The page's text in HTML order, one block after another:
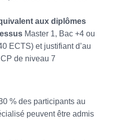
aux diplômes
Master 1, Bac +4 ou
ECTS) et justifiant d’au
de niveau 7
% des participants au
peuvent être admis